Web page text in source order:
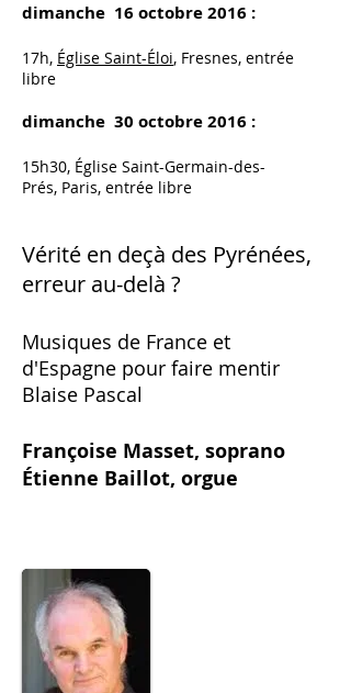
dimanche 16 octobre 2016 :
17h, Église Saint-Éloi, Fresnes, entrée
libre
dimanche 30 octobre 2016 :
15h30, Église Saint-Germain-des-
Prés, Paris, entrée libre
Vérité en deçà des Pyrénées,
erreur au-delà ?
Musiques de France et
d'Espagne pour faire mentir
Blaise Pascal
Françoise Masset, soprano
Étienne Baillot, orgue